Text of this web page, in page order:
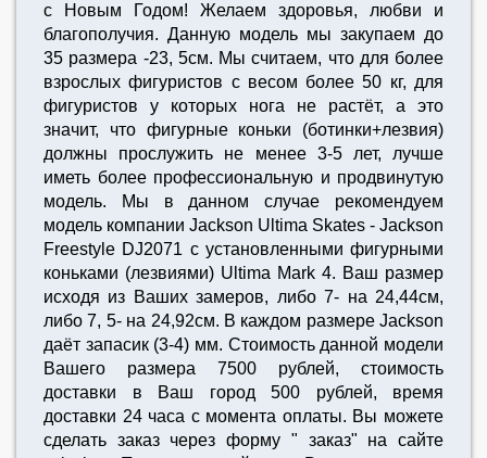
с Новым Годом! Желаем здоровья, любви и
благополучия. Данную модель мы закупаем до
35 размера -23, 5см. Мы считаем, что для более
взрослых фигуристов с весом более 50 кг, для
фигуристов у которых нога не растёт, а это
значит, что фигурные коньки (ботинки+лезвия)
должны прослужить не менее 3-5 лет, лучше
иметь более профессиональную и продвинутую
модель. Мы в данном случае рекомендуем
модель компании Jackson Ultima Skates - Jackson
Freestyle DJ2071 с установленными фигурными
коньками (лезвиями) Ultima Mark 4. Ваш размер
исходя из Ваших замеров, либо 7- на 24,44см,
либо 7, 5- на 24,92см. В каждом размере Jackson
даёт запасик (3-4) мм. Стоимость данной модели
Вашего размера 7500 рублей, стоимость
доставки в Ваш город 500 рублей, время
доставки 24 часа с момента оплаты. Вы можете
сделать заказ через форму " заказ" на сайте